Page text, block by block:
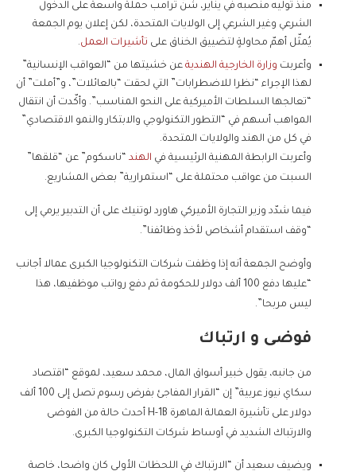
منذ توليه منصبه في يناير، شنّ ترامب حملةً واسعةً على الدخول
الشرعي وغير الشرعي إلى الولايات المتحدة، لكن إعلان يوم الجمعة
يُمثّل أهمّ محاولةٍ لتضييق الخناق على تأشيرات العمل.
وأعربت وزارة الخارجية الهندية عن خشيتها من “العواقب الإنسانية”
لهذا الإجراء “نظرا للاضطرابات” التي لحقت “بالعائلات”، و”أملت” أن
“تعالجها السلطات الأميركية على النحو المناسب”. وأكّدت أن انتقال
المواهب أسهم في “التطور التكنولوجي والابتكار والنمو الاقتصادي”
في كل من الهند والولايات المتحدة.
وأعربت الرابطة المهنية الرئيسية في الهند “ناسكوم” عن “قلقها”
السبت من عواقب محتملة على “استمرارية” بعض المشاريع.
فيما شدّد وزير التجارة الأميركي هاورد لوتنيك على أن التدبير يرمي إلى
“وقف استقدام أشخاص لأخذ وظائفنا”.
وأوضح الجمعة أنه إذا وظفت شركات التكنولوجيا الكبرى عمالا أجانب
“عليها دفع 100 ألف دولار للحكومة ثم دفع رواتب موظفيها، هذا
ليس مربحا”.
فوضى و ارتباك
من جانبه، يقول خبير أسواق المال، محمد سعيد، لموقع “اقتصاد
سكاي نيوز عربية” إن “القرار المفاجئ بفرض رسوم تصل إلى 100 ألف
دولار على تأشيرة العمالة الماهرة H-1B أحدث حالة من الفوضى
والارتباك الشديد في أوساط شركات التكنولوجيا الكبرى.
ويضيف سعيد أن “الارتباك في اللحظات الأولى كان واضحا، خاصة